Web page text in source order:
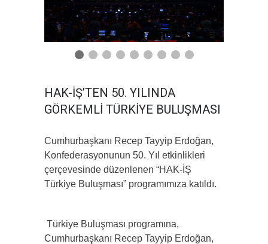
HAK-İŞ’TEN 50. YILINDA
GÖRKEMLİ TÜRKİYE BULUŞMASI
Cumhurbaşkanı Recep Tayyip Erdoğan,
Konfederasyonunun 50. Yıl etkinlikleri
çerçevesinde düzenlenen “HAK-İŞ
Türkiye Buluşması” programımıza katıldı.
Türkiye Buluşması programına,
Cumhurbaşkanı Recep Tayyip Erdoğan,